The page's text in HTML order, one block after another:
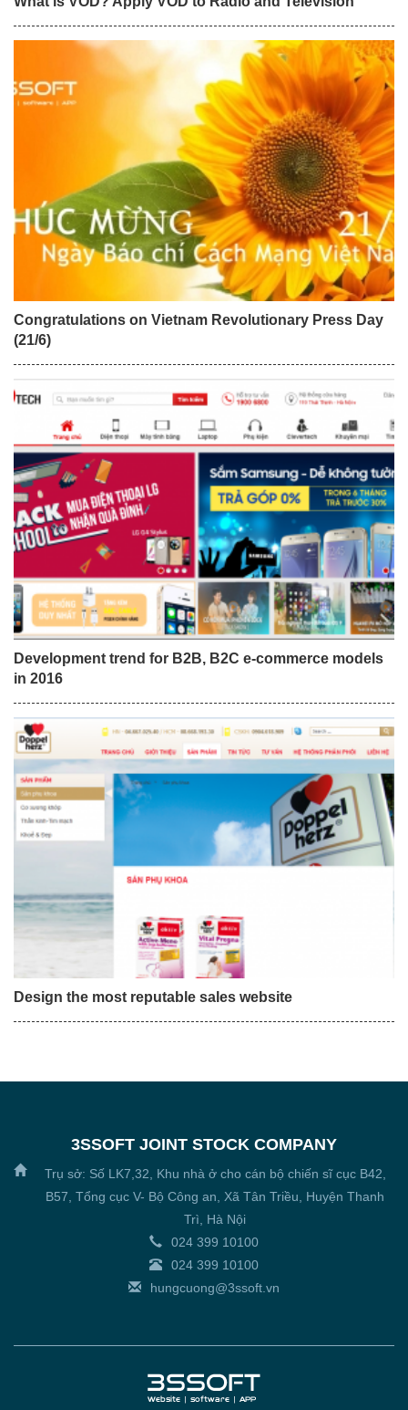
Congratulations on Vietnam Revolutionary Press Day
(21/6)
Development trend for B2B, B2C e-commerce models
in 2016
Design the most reputable sales website
3SSOFT JOINT STOCK COMPANY
Trụ sở: Số LK7,32, Khu nhà ở cho cán bộ chiến sĩ cục B42,
B57, Tổng cục V- Bộ Công an, Xã Tân Triều, Huyện Thanh
Trì, Hà Nội
024 399 10100
024 399 10100
hungcuong@3ssoft.vn